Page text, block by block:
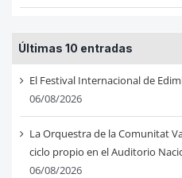
Últimas 10 entradas
El Festival Internacional de
06/08/2026
La Orquestra de la Comunitat
ciclo propio en el Auditorio
06/08/2026